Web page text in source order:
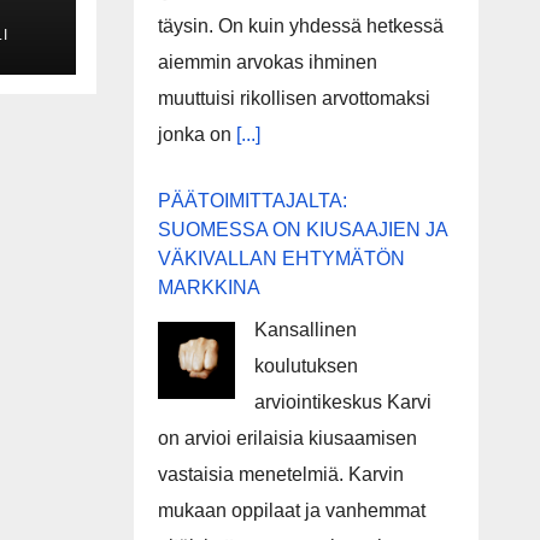
täysin. On kuin yhdessä hetkessä
aiemmin arvokas ihminen
muuttuisi rikollisen arvottomaksi
jonka on [...]
PÄÄTOIMITTAJALTA:
SUOMESSA ON KIUSAAJIEN JA
VÄKIVALLAN EHTYMÄTÖN
MARKKINA
Kansallinen
koulutuksen
arviointikeskus Karvi
on arvioi erilaisia kiusaamisen
vastaisia menetelmiä. Karvin
mukaan oppilaat ja vanhemmat